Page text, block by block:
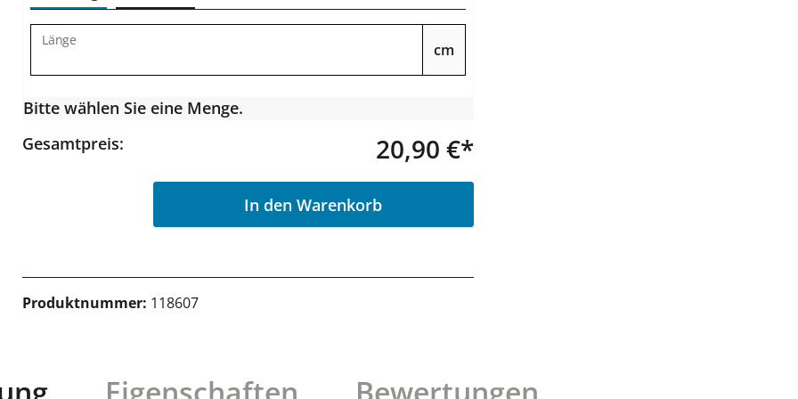
Länge
cm
Bitte wählen Sie eine Menge.
Gesamtpreis:
20,90 €*
In den Warenkorb
Produktnummer: 118607